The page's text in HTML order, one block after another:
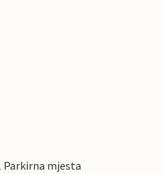
Parkirna mjesta